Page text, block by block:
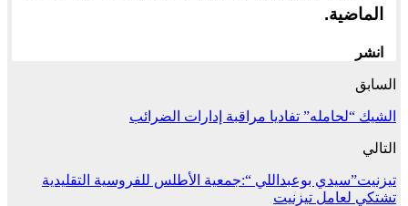
الماضية.
انشر
السابق
الشيك “لحامله” تفاديا مراقبة إدارات الضرائب
التالي
تيزنيت”سيدي بوعبداللي “:جمعية الأطلس للفروسية التقليدية
تشتكي لعامل تيزنيت